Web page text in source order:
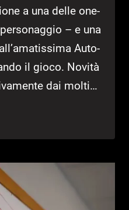
a una delle one-
– e una
Auto-
il gioco. Novità
dai molti…